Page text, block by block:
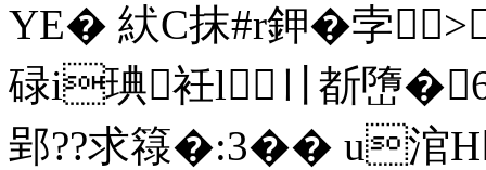
YE� 紎C抹#r鉀�孛
碌i琠衽l〢斱嶞�
郢??求簶�:3�� u涫H